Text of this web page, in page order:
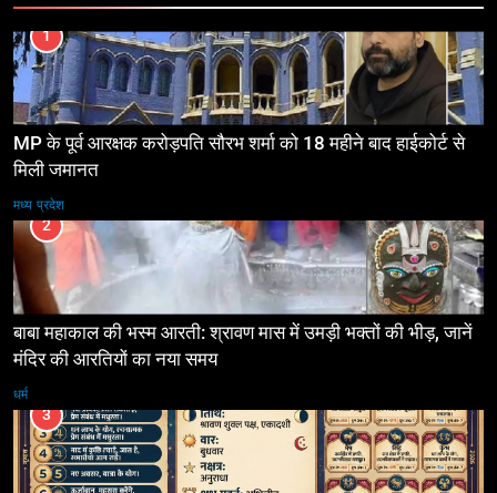
1
MP के पूर्व आरक्षक करोड़पति सौरभ शर्मा को 18 महीने बाद हाईकोर्ट से
मिली जमानत
मध्य प्रदेश
2
बाबा महाकाल की भस्म आरती: श्रावण मास में उमड़ी भक्तों की भीड़, जानें
मंदिर की आरतियों का नया समय
धर्म
3